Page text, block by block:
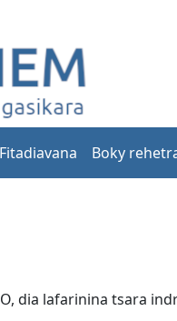
Fitadiavana Boky
dia lafarinina tsara